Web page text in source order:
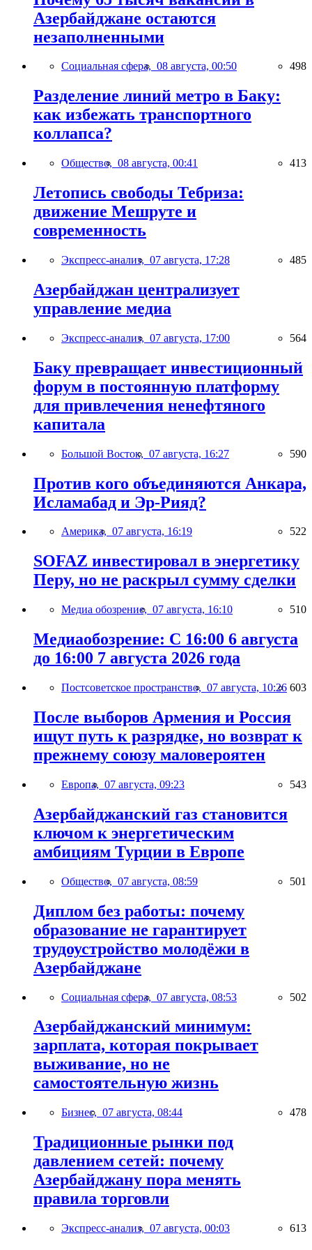
Азербайджане остаются
незаполненными
Социальная сфера, 08 августа, 00:50 498
Разделение линий метро в Баку:
как избежать транспортного
коллапса?
Общество, 08 августа, 00:41 413
Летопись свободы Тебриза:
движение Мешруте и
современность
Экспресс-анализ, 07 августа, 17:28 485
Азербайджан централизует
управление медиа
Экспресс-анализ, 07 августа, 17:00 564
Баку превращает инвестиционный
форум в постоянную платформу
для привлечения ненефтяного
капитала
Большой Восток, 07 августа, 16:27 590
Против кого объединяются Анкара,
Исламабад и Эр-Рияд?
Америка, 07 августа, 16:19 522
SOFAZ инвестировал в энергетику
Перу, но не раскрыл сумму сделки
Медиа обозрение, 07 августа, 16:10 510
Медиаобозрение: С 16:00 6 августа
до 16:00 7 августа 2026 года
Постсоветское пространство, 07 августа, 10:26 603
После выборов Армения и Россия
ищут путь к разрядке, но возврат к
прежнему союзу маловероятен
Европа, 07 августа, 09:23 543
Азербайджанский газ становится
ключом к энергетическим
амбициям Турции в Европе
Общество, 07 августа, 08:59 501
Диплом без работы: почему
образование не гарантирует
трудоустройство молодёжи в
Азербайджане
Социальная сфера, 07 августа, 08:53 502
Азербайджанский минимум:
зарплата, которая покрывает
выживание, но не
самостоятельную жизнь
Бизнес, 07 августа, 08:44 478
Традиционные рынки под
давлением сетей: почему
Азербайджану пора менять
правила торговли
Экспресс-анализ, 07 августа, 00:03 613